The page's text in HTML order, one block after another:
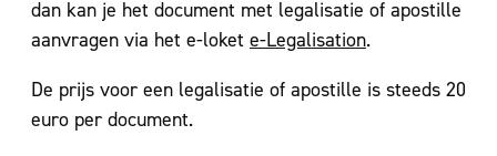
dan kan je het document met legalisatie of apostille
aanvragen via het e-loket e-Legalisation.
De prijs voor een legalisatie of apostille is steeds 20
euro per document.